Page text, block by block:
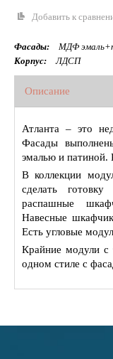
Добавить к
Фасады:
МДФ
Корпус:
ЛДСП
Описание
Атланта – это
Фасады
эмалью и патиной.
В коллекции
сделать
распашные
Навесные
Есть угловые
Крайние модули
одном стиле с